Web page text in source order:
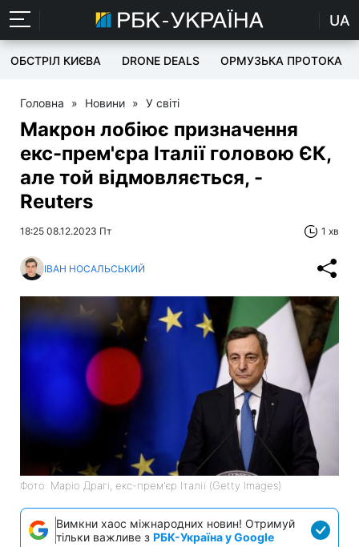
UA
ОБСТРІЛ КИЄВА DRONE DEALS ОРМУЗЬКА ПРОТОКА
Головна » Новини » У світі
Макрон лобіює призначення
екс-прем'єра Італії головою ЄК,
але той відмовляється, -
Reuters
18:25 08.12.2023 Пт 1 хв
ІВАН НОСАЛЬСЬКИЙ
Фото: Маріо Драгі, екс-прем'єр Італії (Getty Images)
Вимкни хаос міжнародних новин! Отримуй
тільки важливе з РБК-Україна у Google